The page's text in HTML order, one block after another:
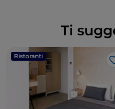
Ti
Ristoranti